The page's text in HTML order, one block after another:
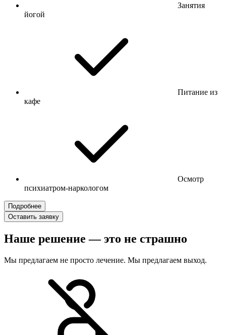
Занятия
йогой
Питание из
кафе
Осмотр
психиатром-наркологом
Подробнее
Оставить заявку
Наше решение — это не страшно
Мы предлагаем не просто лечение. Мы предлагаем выход.